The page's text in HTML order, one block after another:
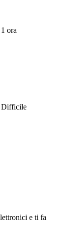
1 ora
Difficile
e ti fa